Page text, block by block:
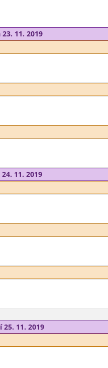
11. 2019
11. 2019
25. 11. 2019